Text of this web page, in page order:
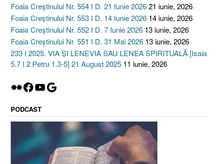
Foaia Creștinului Nr. 554 I D. 21 Iunie 202621 iunie, 2026
Foaia Creștinului Nr. 553 I D. 14 Iunie 2026 14 iunie, 2026
Foaia Creștinului Nr. 552 I D. 7 Iunie 2026 13 iunie, 2026
Foaia Creștinului Nr. 551 I D. 31 Mai 2026 13 iunie, 2026
233 I 2025. VIA ȘI LENEVIA SAU LENEA SPIRITUALĂ [Isaia
5.7 I 2 Petru 1.3-5] 21 August 2025 11 iunie, 2026
Flickr
Facebook
YouTube
Google
PODCAST